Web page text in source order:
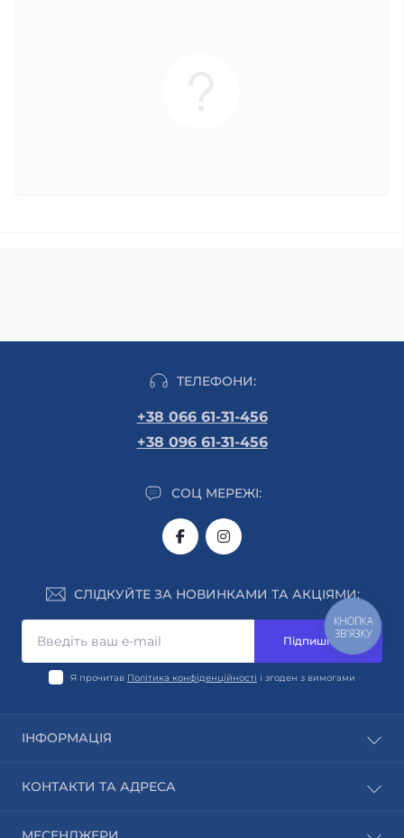
ТЕЛЕФОНИ:
+38 066 61-31-456
+38 096 61-31-456
СОЦ МЕРЕЖІ:
СЛІДКУЙТЕ ЗА НОВИНКАМИ ТА АКЦІЯМИ:
Підпишіться
Я прочитав Політика конфіденційності і згоден з вимогами
ІНФОРМАЦІЯ
Виробники
КОНТАКТИ ТА АДРЕСА
КНОПКА
ЗВ'ЯЗКУ